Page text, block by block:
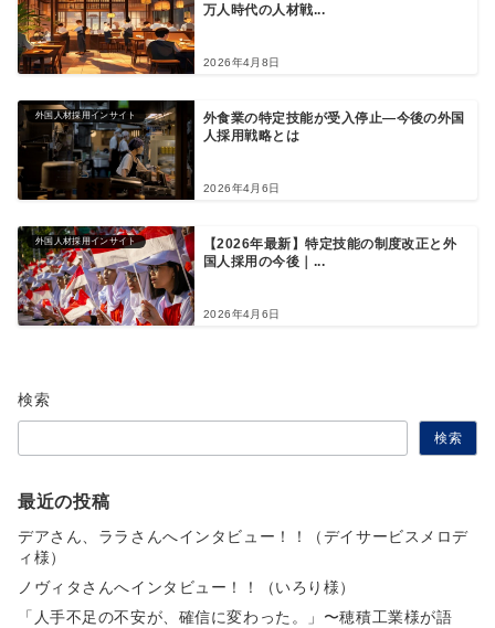
万人時代の人材戦...
2026年4月8日
外国人材採用インサイト
外食業の特定技能が受入停止―今後の外国
人採用戦略とは
2026年4月6日
外国人材採用インサイト
【2026年最新】特定技能の制度改正と外
国人採用の今後｜...
2026年4月6日
検索
検索
最近の投稿
デアさん、ララさんへインタビュー！！（デイサービスメロデ
ィ様）
ノヴィタさんへインタビュー！！（いろり様）
「人手不足の不安が、確信に変わった。」〜穂積工業様が語